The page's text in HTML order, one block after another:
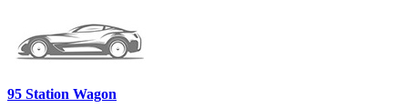
95 Station Wagon